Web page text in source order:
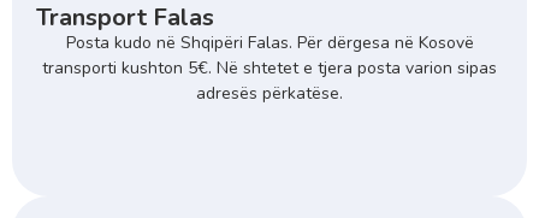
Transport Falas
Posta kudo në Shqipëri Falas. Për dërgesa në Kosovë
transporti kushton 5€. Në shtetet e tjera posta varion sipas
adresës përkatëse.